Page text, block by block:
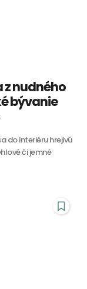
nudného
bývanie
do interiéru hrejivú
či jemné